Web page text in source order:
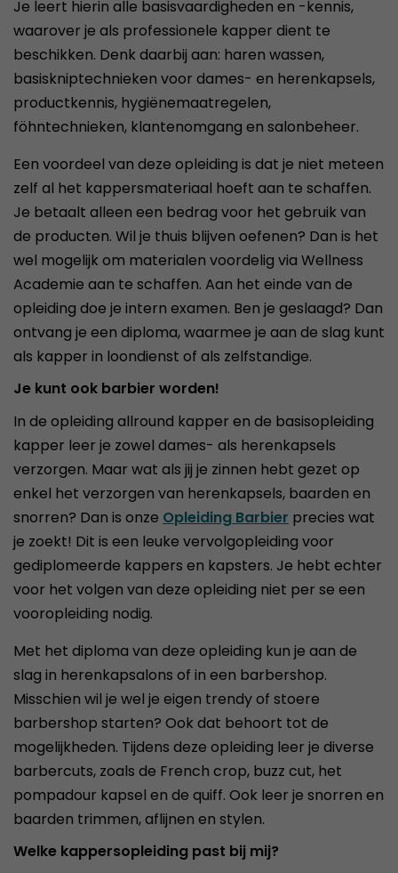
Je leert hierin alle basisvaardigheden en -kennis,
waarover je als professionele kapper dient te
beschikken. Denk daarbij aan: haren wassen,
basiskniptechnieken voor dames- en herenkapsels,
productkennis, hygiënemaatregelen,
föhntechnieken, klantenomgang en salonbeheer.
Een voordeel van deze opleiding is dat je niet meteen
zelf al het kappersmateriaal hoeft aan te schaffen.
Je betaalt alleen een bedrag voor het gebruik van
de producten. Wil je thuis blijven oefenen? Dan is het
wel mogelijk om materialen voordelig via Wellness
Academie aan te schaffen. Aan het einde van de
opleiding doe je intern examen. Ben je geslaagd? Dan
ontvang je een diploma, waarmee je aan de slag kunt
als kapper in loondienst of als zelfstandige.
Je kunt ook barbier worden!
In de opleiding allround kapper en de basisopleiding
kapper leer je zowel dames- als herenkapsels
verzorgen. Maar wat als jij je zinnen hebt gezet op
enkel het verzorgen van herenkapsels, baarden en
snorren? Dan is onze Opleiding Barbier precies wat
je zoekt! Dit is een leuke vervolgopleiding voor
gediplomeerde kappers en kapsters. Je hebt echter
voor het volgen van deze opleiding niet per se een
vooropleiding nodig.
Met het diploma van deze opleiding kun je aan de
slag in herenkapsalons of in een barbershop.
Misschien wil je wel je eigen trendy of stoere
barbershop starten? Ook dat behoort tot de
mogelijkheden. Tijdens deze opleiding leer je diverse
barbercuts, zoals de French crop, buzz cut, het
pompadour kapsel en de quiff. Ook leer je snorren en
baarden trimmen, aflijnen en stylen.
Welke kappersopleiding past bij mij?